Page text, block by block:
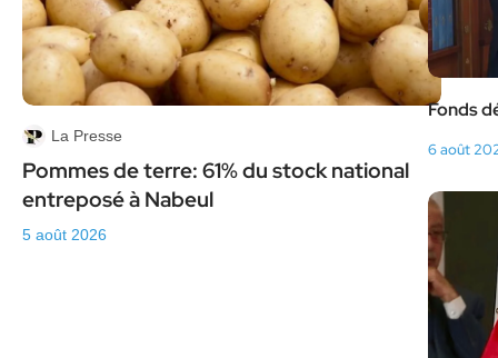
La Presse
Pommes de terre: 61% du stock national
entreposé à Nabeul
5 août 2026
Fonds
6 août